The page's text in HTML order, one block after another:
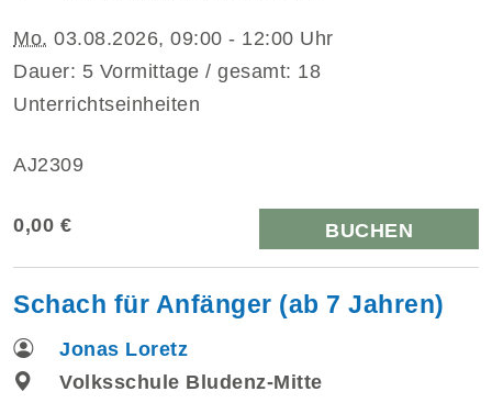
Mo. 03.08.2026, 09:00 - 12:00 Uhr
Dauer: 5 Vormittage / gesamt: 18
Unterrichtseinheiten
AJ2309
0,00 € BUCHEN
Schach für Anfänger (ab 7 Jahren)
Jonas Loretz
Volksschule Bludenz-Mitte